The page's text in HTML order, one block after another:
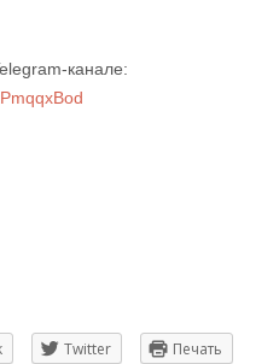
канале:
Twitter Печать